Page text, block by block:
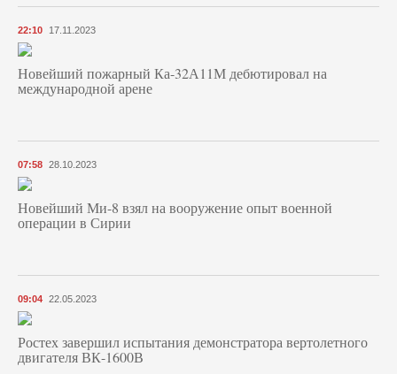
22:10 17.11.2023
Новейший пожарный Ка-32А11М дебютировал на
международной арене
07:58 28.10.2023
Новейший Ми-8 взял на вооружение опыт военной
операции в Сирии
09:04 22.05.2023
Ростех завершил испытания демонстратора вертолетного
двигателя ВК-1600В